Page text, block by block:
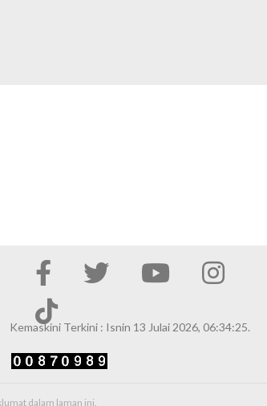
Kemaskini Terkini : Isnin 13 Julai 2026, 06:34:25.
dalam laman ini.